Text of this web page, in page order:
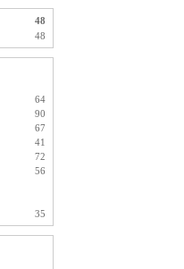
48
48
64
90
67
41
72
56
35